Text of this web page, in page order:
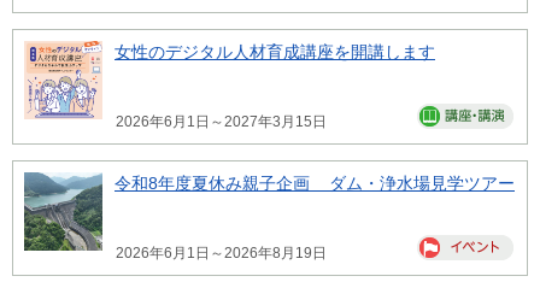
女性のデジタル人材育成講座を開講します
2026年6月1日～2027年3月15日
令和8年度夏休み親子企画 ダム・浄水場見学ツアー
2026年6月1日～2026年8月19日